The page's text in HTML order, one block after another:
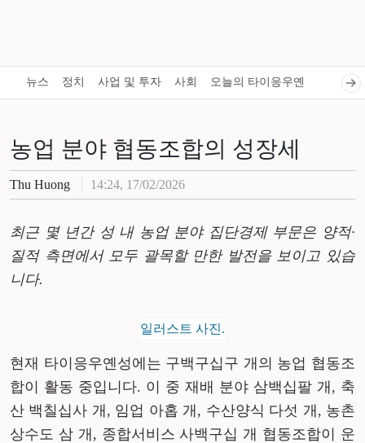
뉴스 정치 사업 및 투자 사회 오늘의 타이응우옌
농업 분야 협동조합의 성장세
Thu Huong 14:24, 17/02/2026
최근 몇 년간 성 내 농업 분야 집단경제 부문은 양적·
질적 측면에서 모두 괄목할 만한 발전을 보이고 있습
니다.
일러스트 사진.
현재 타이응우옌성에는 구백구십구 개의 농업 협동조
합이 활동 중입니다. 이 중 재배 분야 삼백십팔 개 , 축
산 백칠십사 개 , 임업 아홉 개 , 수산양식 다섯 개 , 농촌
상수도 삼 개 , 종합서비스 사백구십 개 협동조합이 운